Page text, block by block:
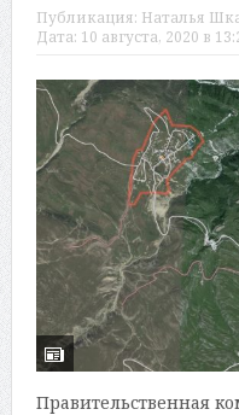
Публикация: Наталья
Дата: 10 августа, 2020 в
Правительственная